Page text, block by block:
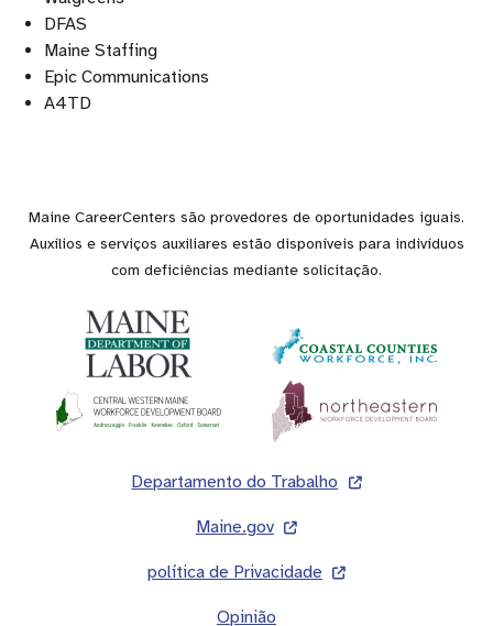
DFAS
Maine Staffing
Epic Communications
A4TD
Maine CareerCenters são provedores de oportunidades iguais.
Auxílios e serviços auxiliares estão disponíveis para indivíduos
com deficiências mediante solicitação.
Departamento do Trabalho
Maine.gov
política de Privacidade
Opinião